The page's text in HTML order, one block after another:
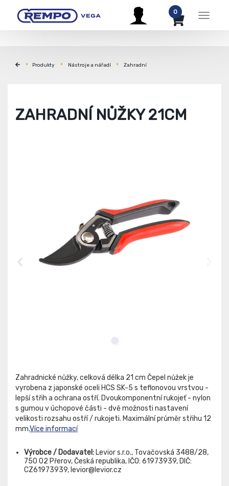
Menu
0
Produkty Nástroje a nářadí Zahradní
ZAHRADNÍ NŮŽKY 21CM
Zahradnické nůžky, celková délka 21 cm Čepel nůžek je
vyrobena z japonské oceli HCS SK-5 s teflonovou vrstvou -
lepší střih a ochrana ostří. Dvoukomponentní rukojeť - nylon
s gumou v úchopové části - dvě možnosti nastavení
velikosti rozsahu ostří / rukojeti. Maximální průměr střihu 12
mm.Více informací
Výrobce / Dodavatel: Levior s.r.o., Tovačovská 3488/28,
750 02 Přerov, Česká republika, IČO: 61973939, DIČ:
CZ61973939, levior@levior.cz